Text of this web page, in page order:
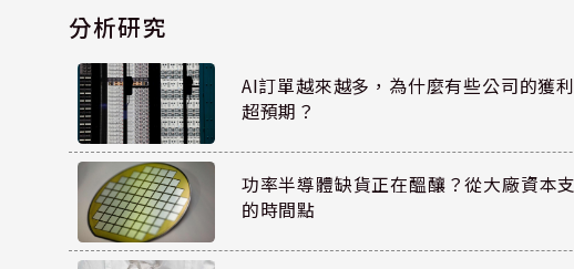
分析研究
AI訂單越來越多，為什麼有些公司的獲
超預期？
功率半導體缺貨正在醞釀？從大廠資本
的時間點